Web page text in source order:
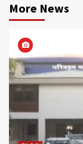
More News